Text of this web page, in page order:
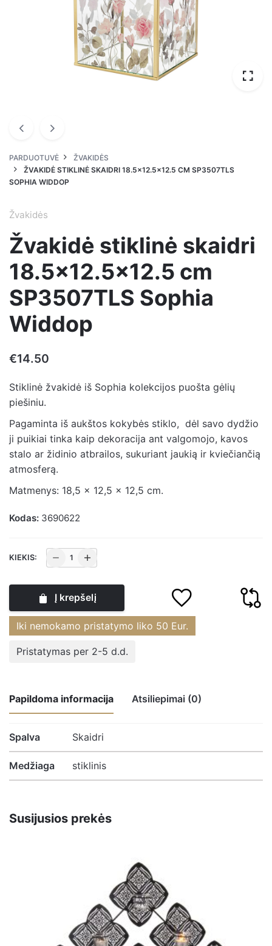
PARDUOTUVĖ
ŽVAKIDĖS
ŽVAKIDĖ STIKLINĖ SKAIDRI 18.5×12.5×12.5 CM SP3507TLS
SOPHIA WIDDOP
Žvakidės
Žvakidė stiklinė skaidri
18.5×12.5×12.5 cm
SP3507TLS Sophia
Widdop
€14.50
Stiklinė žvakidė iš Sophia kolekcijos puošta gėlių
piešiniu.
Pagaminta iš aukštos kokybės stiklo, dėl savo dydžio
ji puikiai tinka kaip dekoracija ant valgomojo, kavos
stalo ar židinio atbrailos, sukuriant jaukią ir kviečiančią
atmosferą.
Matmenys: 18,5 x 12,5 x 12,5 cm.
Kodas: 3690622
KIEKIS:
produkto
kiekis:
Žvakidė
stiklinė
skaidri
18.5x12.5x12.5
SP3507TLS
Į krepšelį
Iki nemokamo pristatymo liko 50 Eur.
Pristatymas per 2-5 d.d.
Papildoma informacija Atsiliepimai (0)
Spalva Skaidri
Medžiaga stiklinis
Atsiliepimų nėra.
Būkite pirmasis parašęs atsiliepimą apie
“Žvakidė stiklinė skaidri 18.5×12.5×12.5
El. pašto adresas nebus skelbiamas.
Susijusios prekės